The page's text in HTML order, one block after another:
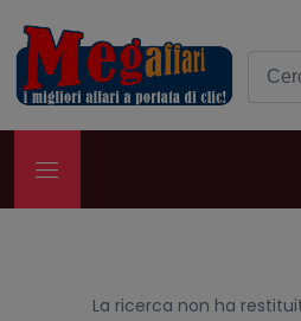
La ricerca non ha